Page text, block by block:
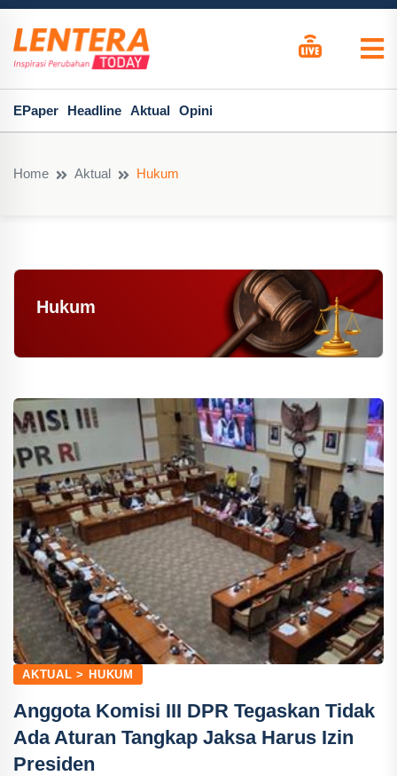
EPaper Headline Aktual Opini
Home Aktual Hukum
Hukum
AKTUAL > HUKUM
Anggota Komisi III DPR Tegaskan Tidak
Ada Aturan Tangkap Jaksa Harus Izin
Presiden